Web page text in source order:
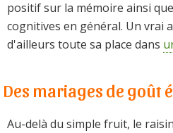
positif sur la mémoire ainsi
cognitives en général. Un vrai
d'ailleurs toute sa place dans
Des mariages de goût
Au-delà du simple fruit, le